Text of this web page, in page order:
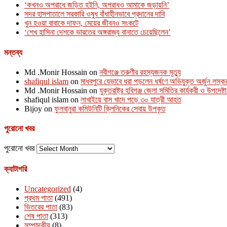
‘কখনও অপরাধে জড়িত হইনি, অপরাধও আমাকে জড়ায়নি’
সদর হাসপাতালে সরকারি ওষুধ বাঁধাহীনভাবে প্রদানের দাবি
খুন হওয়া বাবাকে দাফন, মেয়ের জীবনও সংকটে
‘শেখ হাসিনা দেশকে ভারতের অঙ্গরাজ্য বানাতে চেয়েছিলেন’
মন্তব্য
Md .Monir Hossain on নবীগঞ্জে তরুণীর রহস্যজনক মৃত্যু
shafiqul islam on মাধবপুরে যেভাবে ধরা পড়লেন ধর্ষণে অভিযুক্ত অর্জুন
Md .Monir Hossain on যুক্তরাষ্ট্র হবিগঞ্জ জেলা সমিতির কার্যকরী ও
shafiqul islam on লাখাইয়ে বাস খাদে পড়ে ৩০ যাত্রী আহত
Bijoy on ফুলবানুরা কমিউনিটি ক্লিনিকের সেবায় উপকৃত
পুরোনো খবর
পুরোনো খবর
ক্যাটাগরি
Uncategorized (4)
প্রথম পাতা (491)
ভিতরের পাতা (83)
শেষ পাতা (313)
সম্পাদকীয় (8)